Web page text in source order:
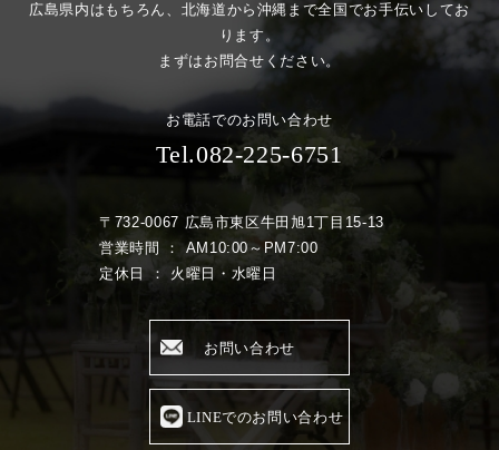
広島県内はもちろん、北海道から沖縄まで全国でお手伝いしてお
ります。
まずはお問合せください。
お電話でのお問い合わせ
Tel.082-225-6751
〒732-0067 広島市東区牛田旭1丁目15-13
営業時間 ： AM10:00～PM7:00
定休日 ： 火曜日・水曜日
お問い合わせ
LINEでのお問い合わせ